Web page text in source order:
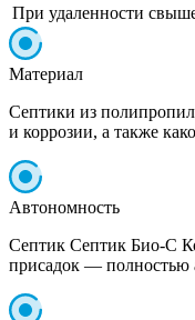
При удаленности
Материал
Септики из
и коррозии, а также
Автономность
Септик Септик Био-С
присадок — полностью